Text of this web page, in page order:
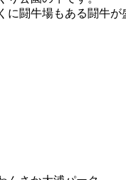
闘牛場もある闘牛